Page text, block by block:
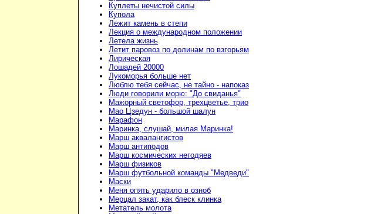
Куплеты нечистой силы
Купола
Лежит камень в степи
Лекция о международном положении
Летела жизнь
Летит паровоз по долинам по взгорьям
Лирическая
Лошадей 20000
Лукоморья больше нет
Люблю тебя сейчас, не тайно - напоказ
Люди говорили морю: "До свиданья"
Мажорный светофор, трехцветье, трио
Мао Цзедун - большой шалун
Марафон
Маринка, слушай, милая Маринка!
Марш аквалангистов
Марш антиподов
Марш космических негодяев
Марш физиков
Марш футбольной команды "Медведи"
Маски
Меня опять ударило в озноб
Мерцал закат, как блеск клинка
Метатель молота